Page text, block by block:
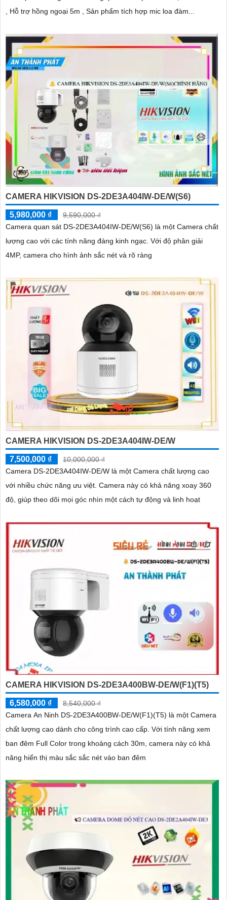
, Hỗ trợ hồng ngoại 5m , Sản phẩm tích hợp mic loa đàm...
CAMERA HIKVISION DS-2DE3A404IW-DE/W(S6)
5,980,000 ₫
9,590,000 ₫
Camera quan sát DS-2DE3A404IW-DE/W(S6) là một Camera chất
lượng cao với các tính năng đáng kinh ngạc. Với độ phân giải
4MP, camera cho hình ảnh sắc nét và rõ ràng
CAMERA HIKVISION DS-2DE3A404IW-DE/W
7,500,000 ₫
10,000,000 ₫
Camera DS-2DE3A404IW-DE/W là một Camera chất lượng cao
với nhiều chức năng ưu việt. Camera này có khả năng xoay 360
độ, giúp theo dõi mọi góc nhìn một cách tự động và linh hoạt
CAMERA HIKVISION DS-2DE3A400BW-DE/W(F1)(T5)
6,580,000 ₫
8,540,000 ₫
Camera An Ninh DS-2DE3A400BW-DE/W(F1)(T5) là một Camera
chất lượng cao dành cho công trình cao cấp. Với tính năng xem
ban đêm Full Color trong khoảng cách 30m, camera này có khả
năng hiển thị màu sắc sắc nét vào ban đêm